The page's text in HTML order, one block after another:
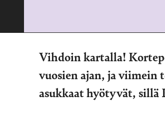
Vihdoin kartalla!
vuosien ajan, ja viimein
asukkaat hyötyvät, sillä